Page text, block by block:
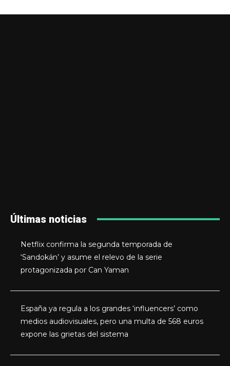
Últimas noticias
Netflix confirma la segunda temporada de
‘Sandokán’ y asume el relevo de la serie
protagonizada por Can Yaman
España ya regula a los grandes ‘influencers’ como
medios audiovisuales, pero una multa de 568 euros
expone las grietas del sistema